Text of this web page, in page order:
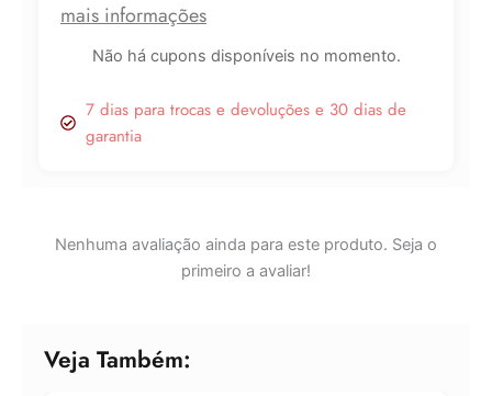
mais informações
Não há cupons disponíveis no momento.
7 dias para trocas e devoluções e 30 dias de
garantia
Lucre atéR$49,35
Revenda por
R$154,23
6x deR$17,48sem juros
Nenhuma avaliação ainda para este produto. Seja o
primeiro a avaliar!
Veja Também: